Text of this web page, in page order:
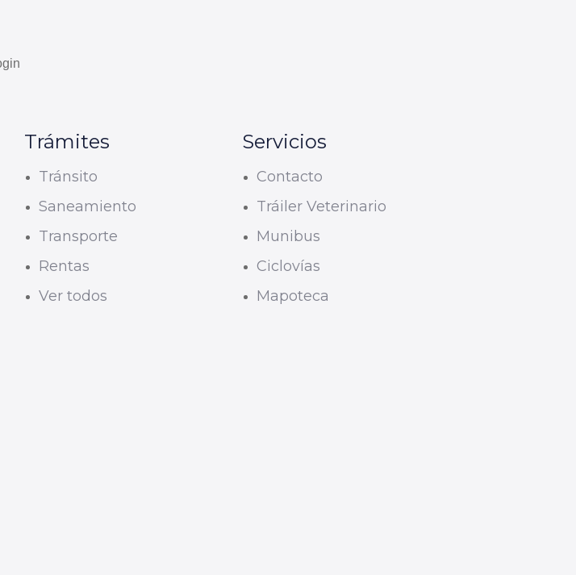
Trámites
Tránsito
Saneamiento
Transporte
Rentas
Ver todos
Servicios
Contacto
Tráiler Veterinario
Munibus
Ciclovías
Mapoteca